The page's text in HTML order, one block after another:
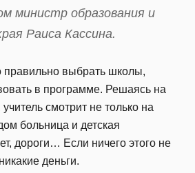
министр образования и
Раиса Кассина.
выбрать школы,
в программе. Решаясь на
смотрит не только на
больница и детская
дороги… Если ничего этого не
деньги.